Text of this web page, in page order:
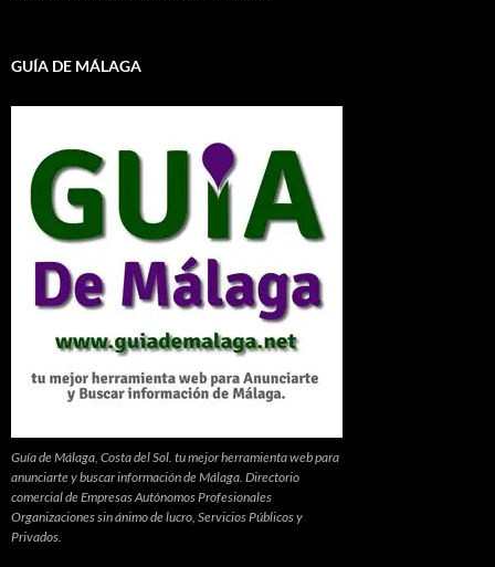
GUÍA DE MÁLAGA
Guía de Málaga, Costa del Sol. tu mejor herramienta web para
anunciarte y buscar información de Málaga. Directorio
comercial de Empresas Autónomos Profesionales
Organizaciones sin ánimo de lucro, Servicios Públicos y
Privados.